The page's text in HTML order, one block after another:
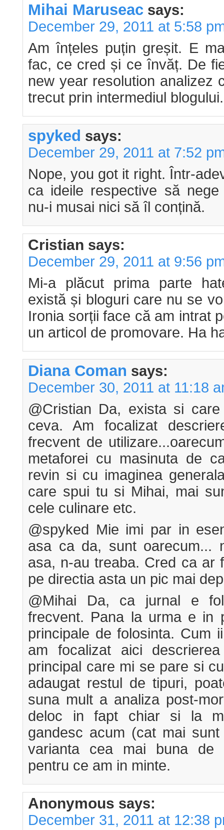
Mihai Maruseac says:
December 29, 2011 at 5:58
Am înțeles puțin greșit. E
fac, ce cred și ce învăț. De
new year resolution analizez
trecut prin intermediul blogului.
spyked says:
December 29, 2011 at 7:52
Nope, you got it right. Într-
ca ideile respective să
nu-i musai nici să îl conțină.
Cristian says:
December 29, 2011 at 9:56
Mi-a plăcut prima parte
există și bloguri care nu se
Ironia sorții face că am intrat
un articol de promovare. Ha
Diana Coman says:
December 30, 2011 at 11:18
@Cristian Da, exista si
ceva. Am focalizat
frecvent de
metaforei cu masinuta de
revin si cu imaginea
care spui tu si Mihai, mai
cele culinare etc.
@spyked Mie imi par in
asa ca da, sunt oarecum...
asa, n-au treaba. Cred ca ar
pe directia asta un pic mai
@Mihai Da, ca jurnal e
frecvent. Pana la urma e in
principale de folosinta. Cum
am focalizat aici
principal care mi se pare si
adaugat restul de tipuri,
suna mult a analiza post-
deloc in fapt chiar si la
gandesc acum (cat mai
varianta cea mai buna de
pentru ce am in minte.
Anonymous says:
December 31, 2011 at 12:38